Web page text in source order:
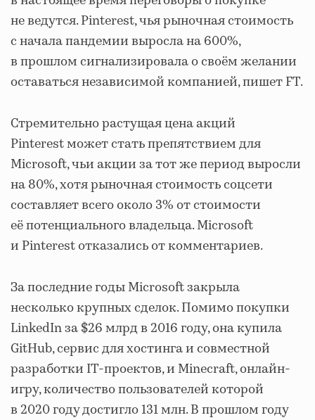
не ведутся. Pinterest, чья рыночная стоимость
с начала пандемии выросла на 600%,
в прошлом сигнализировала о своём желании
оставаться независимой компанией, пишет FT.
Стремительно растущая цена акций
Pinterest может стать препятствием для
Microsoft, чьи акции за тот же период выросли
на 80%, хотя рыночная стоимость соцсети
составляет всего около 3% от стоимости
её потенциального владельца. Microsoft
и Pinterest отказались от комментариев.
За последние годы Microsoft закрыла
несколько крупных сделок. Помимо покупки
LinkedIn за $26 млрд в 2016 году, она купила
GitHub, сервис для хостинга и совместной
разработки IT-проектов, и Minecraft, онлайн-
игру, количество пользователей которой
в 2020 году достигло 131 млн. В прошлом году